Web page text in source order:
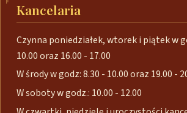
Kancelaria
Czynna poniedziałek, wtorek i piątek w
10.00 oraz 16.00 - 17.00
W środy w godz: 8.30 - 10.00 oraz 19.00 -
W soboty w godz.: 10.00 - 12.00